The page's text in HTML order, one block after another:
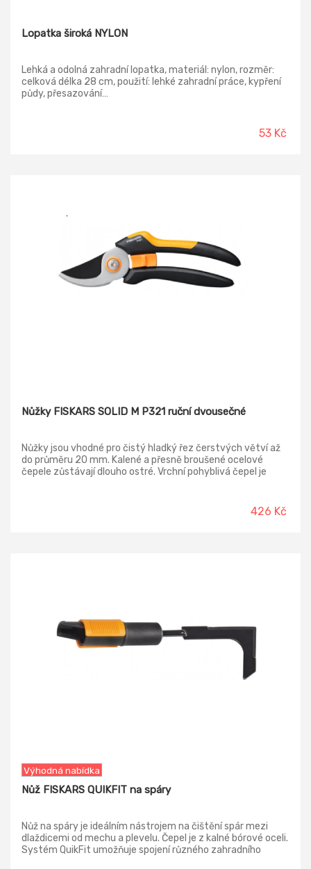
Lopatka široká NYLON
Lehká a odolná zahradní lopatka, materiál: nylon, rozměr:
celková délka 28 cm, použití: lehké zahradní práce, kypření
půdy, přesazování…
53 Kč
Nůžky FISKARS SOLID M P321 ruční dvousečné
Nůžky jsou vhodné pro čistý hladký řez čerstvých větví až
do průměru 20 mm. Kalené a přesně broušené ocelové
čepele zůstávají dlouho ostré. Vrchní pohyblivá čepel je
maximální výkon. Má lehké, ale robustní rukojeti FiberComp
426 Kč
Výhodná nabídka
Nůž FISKARS QUIKFIT na spáry
Nůž na spáry je ideálním nástrojem na čištění spár mezi
dlaždicemi od mechu a plevelu. Čepel je z kalné bórové oceli.
Systém QuikFit umožňuje spojení různého zahradního